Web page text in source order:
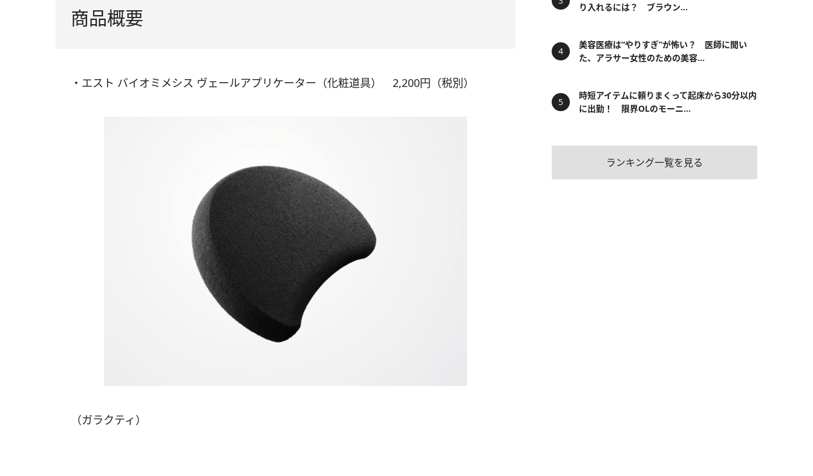
商品概要
・エスト バイオミメシス ヴェールアプリケーター（化粧道具） 2,200円（税別）
（ガラクティ）
り入れるには？ ブラウン...
美容医療は“やりすぎ”が怖い？ 医師に聞い
た、アラサー女性のための美容...
時短アイテムに頼りまくって起床から30分以内
に出勤！ 限界OLのモーニ...
ランキング一覧を見る